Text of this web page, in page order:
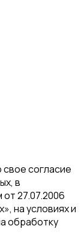
согласие
в
27.07.2006
на условиях и
обработку